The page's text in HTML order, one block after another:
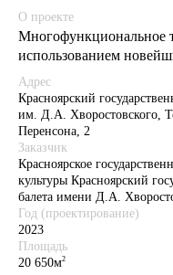
О проекте
Многофункциональное
использованием
Адрес
Красноярский
им. Д.А. Хворостовского,
Перенсона, 2
Заказчик
Красноярское
культуры Красноярский
балета имени Д.А.
Год (проектирование)
2023
Площадь
20 650м2